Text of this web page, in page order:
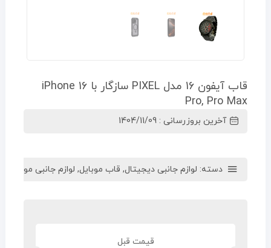
قاب آیفون 16 مدل PIXEL سازگار با iPhone 16
Pro, Pro Max
آخرین بروزرسانی : 1404/11/09
دسته: لوازم جانبی دیجیتال, قاب موبایل, لوازم جانبی موبایل